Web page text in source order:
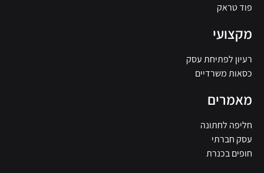
פוד טראק
מקצועי
רעיון לפתיחת עסק
כסאות משרדיים
מאמרים
חליפה לחתונה
עסק חברתי
חופים בכנרת